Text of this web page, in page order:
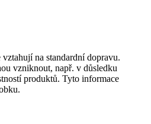
na standardní dopravu.
vzniknout, např. v důsledku
produktů. Tyto informace